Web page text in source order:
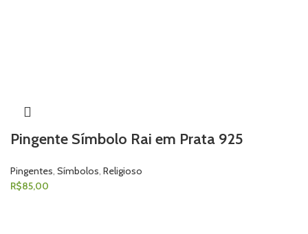
Pingente Símbolo Rai em Prata 925
Pingentes Símbolos Religioso
R$85,00